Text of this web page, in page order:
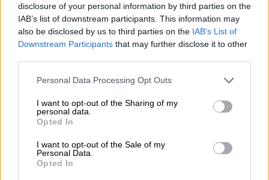
disclosure of your personal information by third parties on the
IAB’s list of downstream participants. This information may
also be disclosed by us to third parties on the IAB’s List of
Downstream Participants that may further disclose it to other
Please note that this website/app uses one or more Google
not limited to your visit or usage behaviour. You may click to
grant or deny consent to Google and its third-party tags to
use your data for below specified purposes in below Google
consent section.
Personal Data Processing Opt Outs
I want to opt-out of the Sharing of my
personal data.
Opted In
I want to opt-out of the Sale of my
Personal Data.
Opted In
Μουσική|18.09.2025 09:58
Θύμα διαδικτυακής απάτης ο
Δημήτρης Σταρόβας - Έφτιαξαν
βίντεο με ΑΙ
Αδιανόητη απάτη: Παρίσταναν τους
υπαλλήλους του ΔΕΔΔΗΕ και
άρπαξαν 45.000 ευρώ από γυναίκα
στα Εξάρχεια